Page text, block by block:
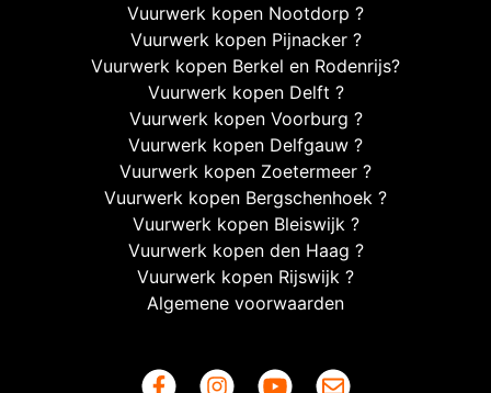
Vuurwerk kopen Nootdorp ?
Vuurwerk kopen Pijnacker ?
Vuurwerk kopen Berkel en Rodenrijs?
Vuurwerk kopen Delft ?
Vuurwerk kopen Voorburg ?
Vuurwerk kopen Delfgauw ?
Vuurwerk kopen Zoetermeer ?
Vuurwerk kopen Bergschenhoek ?
Vuurwerk kopen Bleiswijk ?
Vuurwerk kopen den Haag ?
Vuurwerk kopen Rijswijk ?
Algemene voorwaarden